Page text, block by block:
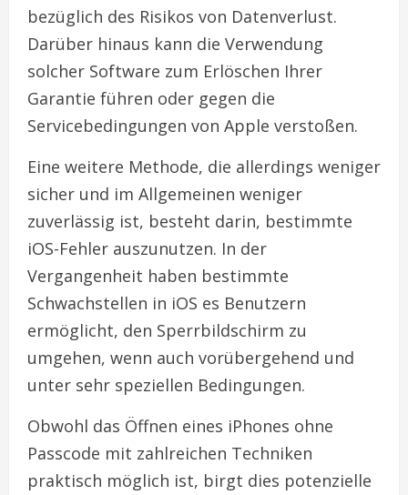
bezüglich des Risikos von Datenverlust.
Darüber hinaus kann die Verwendung
solcher Software zum Erlöschen Ihrer
Garantie führen oder gegen die
Servicebedingungen von Apple verstoßen.
Eine weitere Methode, die allerdings weniger
sicher und im Allgemeinen weniger
zuverlässig ist, besteht darin, bestimmte
iOS-Fehler auszunutzen. In der
Vergangenheit haben bestimmte
Schwachstellen in iOS es Benutzern
ermöglicht, den Sperrbildschirm zu
umgehen, wenn auch vorübergehend und
unter sehr speziellen Bedingungen.
Obwohl das Öffnen eines iPhones ohne
Passcode mit zahlreichen Techniken
praktisch möglich ist, birgt dies potenzielle